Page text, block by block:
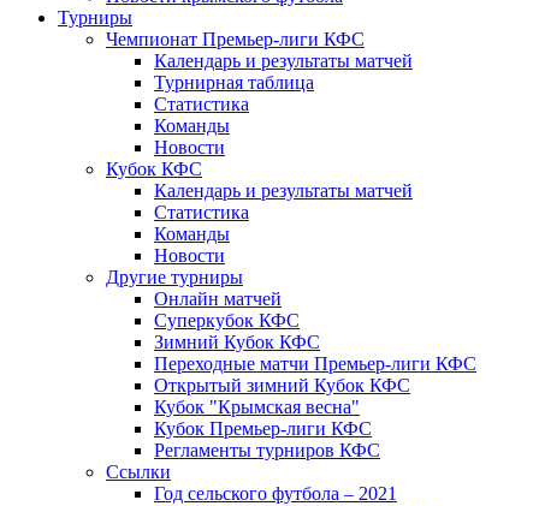
Турниры
Чемпионат Премьер-лиги КФС
Календарь и результаты матчей
Турнирная таблица
Статистика
Команды
Новости
Кубок КФС
Календарь и результаты матчей
Статистика
Команды
Новости
Другие турниры
Онлайн матчей
Суперкубок КФС
Зимний Кубок КФС
Переходные матчи Премьер-лиги КФС
Открытый зимний Кубок КФС
Кубок "Крымская весна"
Кубок Премьер-лиги КФС
Регламенты турниров КФС
Ссылки
Год сельского футбола – 2021